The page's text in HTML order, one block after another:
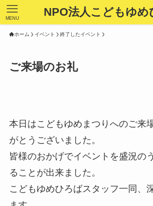
NPO法人こどもゆめ
MENU
ホーム イベント 終了したイベント
ご来場のお礼
本日はこどもゆめまつりへのご来
がとうございました。
皆様のおかげでイベントを盛況の
ることが出来ました。
こどもゆめひろばスタッフ一同、